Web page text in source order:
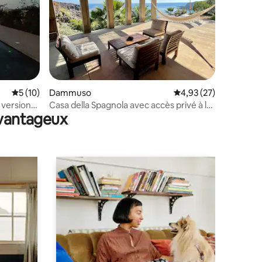
: 5 sur 5
Évaluation moyenne sur la base de 10 commentaires : 5 sur 5
5 (10)
Dammuso Évaluation moyenne
4,93 (27)
Casa della Spagnola avec accès privé à la
mer